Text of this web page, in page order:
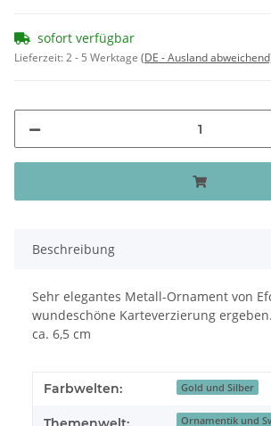
sofort verfügbar
Lieferzeit:2 - 5 Werktage (DE - Ausland
Beschreibung
Sehr elegantes Metall-Ornament von
wundeschöne Karteverzierung
ca. 6,5 cm
Farbwelten: Gold und Silber
Ornamentik und